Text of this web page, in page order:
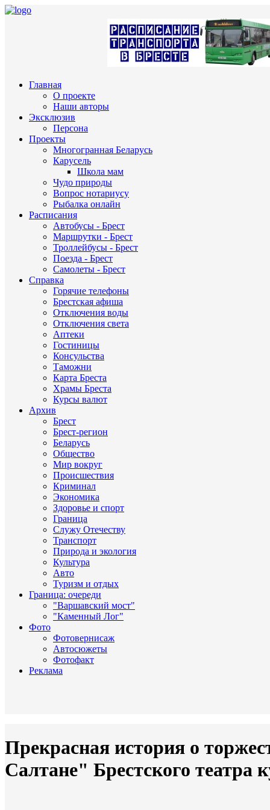
Главная
О проекте
Наши авторы
Эксклюзив
Персона
Проекты
Многогранная Беларусь
Карусель
Школа мам
Чудо природы
Вопрос нотариусу
Рыбалка онлайн
Расписания
Автобусы - Брест
Маршрутки - Брест
Троллейбусы - Брест
Поезда - Брест
Самолеты - Брест
Справка
Горячие телефоны
Брестская афиша
Отключения воды
Отключения света
Аптеки
Гостиницы
Консульства
Таможни
Карта Бреста
Храмы Бреста
Курсы валют
Архив
Брест
Брест-регион
Беларусь
Общество
Мир вокруг
Происшествия
Криминал
Экономика
Здоровье и спорт
Граница
Служу Отечеству
Транспорт
Природа и экология
Культура
Авто
Туризм и отдых
Граница: очереди
"Варшавский мост"
"Каменный Лог"
Фото
Фотовернисаж
Автосюжеты
Фотофакт
Реклама
Прекрасная история о
Салтане" Брестского театра